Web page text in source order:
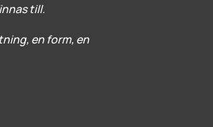
till.
en form, en